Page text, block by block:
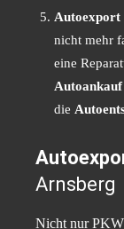
Autoexport
nicht mehr
eine
die
Arnsberg
Nicht nur